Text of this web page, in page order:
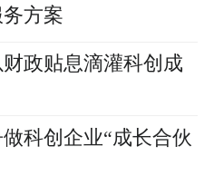
方案
政贴息滴灌科创成
科创企业“成长合伙